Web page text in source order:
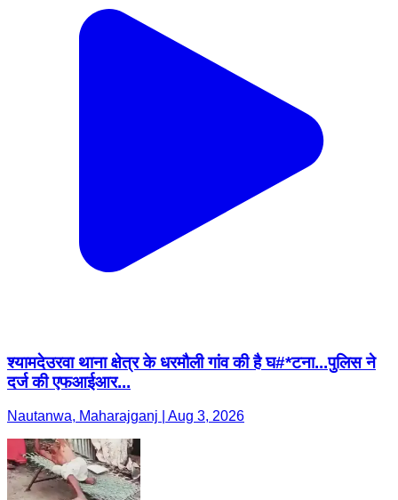
श्यामदेउरवा थाना क्षेत्र के धरमौली गांव की है घ#*टना...पुलिस ने
दर्ज की एफआईआर...
Nautanwa, Maharajganj | Aug 3, 2026